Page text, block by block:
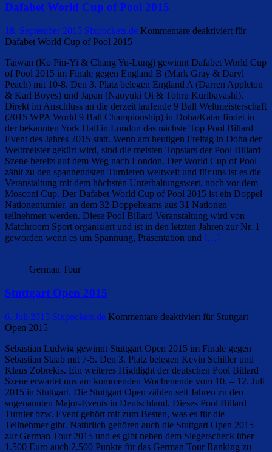
Dafabet World Cup of Pool 2015
18. September 2015 Sixpockets.de Kommentare deaktiviert für
Dafabet World Cup of Pool 2015
Taiwan (Ko Pin-Yi & Chang Yu-Lung) gewinnt Dafabet World Cup
of Pool 2015 im Finale gegen England B (Mark Gray & Daryl
Peach) mit 10-8. Den 3. Platz belegen England A (Darren Appleton
& Karl Boyes) und Japan (Naoyuki Oi & Tohru Kuribayashi).
Direkt im Anschluss an die derzeit laufende 9 Ball Weltmeisterschaft
(2015 WPA World 9 Ball Championship) in Doha/Katar findet in
der bekannten York Hall in London das nächste Top Pool Billard
Event des Jahres 2015 statt. Wenn am heutigen Freitag in Doha der
Weltmeister gekürt wird, sind die meisten Topstars der Pool Billard
Szene bereits auf dem Weg nach London. Der World Cup of Pool
zählt zu den spannendsten Turnieren weltweit und für uns ist es die
Veranstaltung mit dem höchsten Unterhaltungswert, noch vor dem
Mosconi Cup. Der Dafabet World Cup of Pool 2015 ist ein Doppel
Nationenturnier, an dem 32 Doppelteams aus 31 Nationen
teilnehmen werden. Diese Pool Billard Veranstaltung wird von
Matchroom Sport organisiert und ist in den letzten Jahren zur Nr. 1
geworden wenn es um Spannung, Präsentation und […]
German Tour
Stuttgart Open 2015
6. Juli 2015 Sixpockets.de Kommentare deaktiviert für Stuttgart
Open 2015
Sebastian Ludwig gewinnt Stuttgart Open 2015 im Finale gegen
Sebastian Staab mit 7-5. Den 3. Platz belegen Kevin Schiller und
Klaus Zobrekis. Ein weiteres Highlight der deutschen Pool Billard
Szene erwartet uns am kommenden Wochenende vom 10. – 12. Juli
2015 in Stuttgart. Die Stuttgart Open zählen seit Jahren zu den
sogenannten Major-Events in Deutschland. Dieses Pool Billard
Turnier bzw. Event gehört mit zum Besten, was es für die
Teilnehmer gibt. Natürlich gehören auch die Stuttgart Open 2015
zur German Tour 2015 und es gibt neben dem Siegerscheck über
1.500 Euro auch 2.500 Punkte für das German Tour Ranking zu